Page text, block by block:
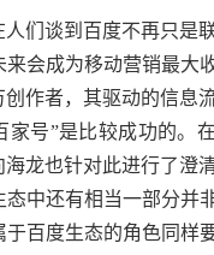
们谈到百度不再只是
会成为移动营销最大
作者，其驱动的信息
号”是比较成功的。
龙也针对此进行了澄
中还有相当一部分并
百度生态的角色同样